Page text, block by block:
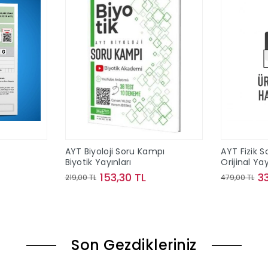
AYT Biyoloji Soru Kampı
Biyotik Yayınları
219,00 TL 153,30 TL
AYT Fizik
Orijinal
479,00 TL
Son Gezdikleriniz